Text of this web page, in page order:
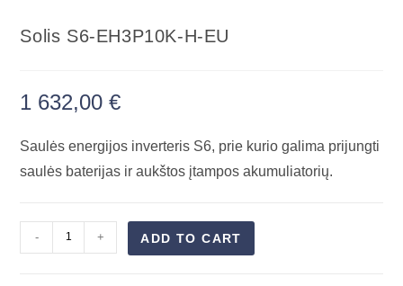
Solis S6-EH3P10K-H-EU
1 632,00€
Saulės energijos inverteris S6, prie kurio galima prijungti
saulės baterijas ir aukštos įtampos akumuliatorių.
- + ADD TO CART